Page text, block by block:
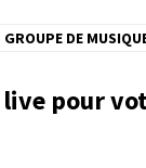
GROUPE DE
pour